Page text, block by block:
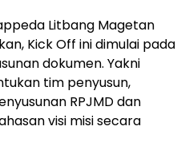
Litbang Magetan
Kick Off ini dimulai pada
dokumen. Yakni
tim penyusun,
RPJMD dan
visi misi secara